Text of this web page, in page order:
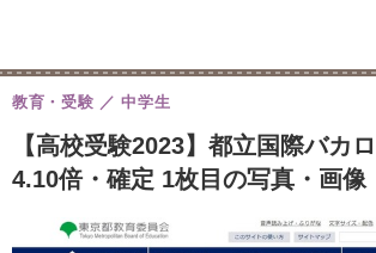
【高校受験2023】都立国際バカ
4.10倍・確定 1枚目の写真・画像
教育・受験 中学生